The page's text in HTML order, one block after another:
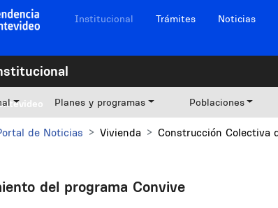
Navegación sitios
Institucional Trámites Noticias
Planes y programas Poblaciones
de Noticias Vivienda Construcción Colectiva
del programa Convive